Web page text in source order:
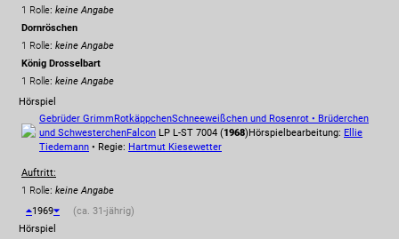
1 Rolle: keine Angabe
Dornröschen
1 Rolle: keine Angabe
König Drosselbart
1 Rolle: keine Angabe
Hörspiel
Gebrüder Grimm RotkäppchenSchneeweißchen und Rosenrot • Brüderchen
und SchwesterchenFalcon LP L-ST 7004 (1968) Hörspielbearbeitung: Ellie
Tiedemann • Regie: Hartmut Kiesewetter
Auftritt:
1 Rolle: keine Angabe
1969
(ca. 31-jährig)
Hörspiel